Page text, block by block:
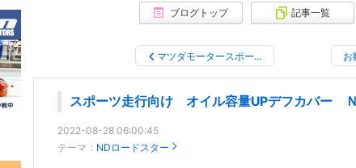
ブログトップ 記事一覧
マツダモータースポー…
スポーツ走行向け オイル容量UPデフカバー
2022-08-28 06:00:45
テーマ： NDロードスター